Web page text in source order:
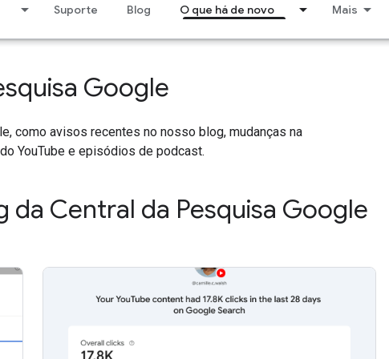
Suporte Blog O que há de novo Mais
Google
como avisos recentes no nosso blog, mudanças na
YouTube e episódios de podcast.
da Central da Pesquisa Google